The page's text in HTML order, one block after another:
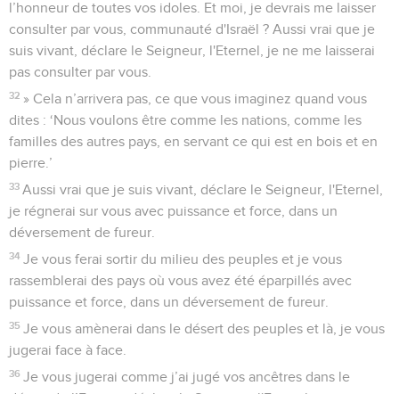
l’honneur de toutes vos idoles. Et moi, je devrais me laisser
consulter par vous, communauté d'Israël ? Aussi vrai que je
suis vivant, déclare le Seigneur, l'Eternel, je ne me laisserai
pas consulter par vous.
32 » Cela n’arrivera pas, ce que vous imaginez quand vous
dites : ‘Nous voulons être comme les nations, comme les
familles des autres pays, en servant ce qui est en bois et en
pierre.’
33 Aussi vrai que je suis vivant, déclare le Seigneur, l'Eternel,
je régnerai sur vous avec puissance et force, dans un
déversement de fureur.
34 Je vous ferai sortir du milieu des peuples et je vous
rassemblerai des pays où vous avez été éparpillés avec
puissance et force, dans un déversement de fureur.
35 Je vous amènerai dans le désert des peuples et là, je vous
jugerai face à face.
36 Je vous jugerai comme j’ai jugé vos ancêtres dans le